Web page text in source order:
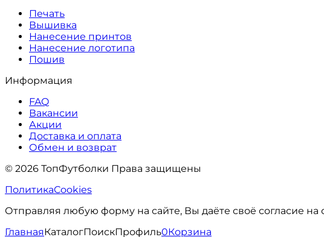
Печать
Вышивка
Нанесение принтов
Нанесение логотипа
Пошив
Информация
FAQ
Вакансии
Акции
Доставка и оплата
Обмен и возврат
© 2026 ТопФутболки Права защищены
ПолитикаCookies
Отправляя любую форму на сайте, Вы даёте своё согласие
ГлавнаяКаталогПоискПрофиль0Корзина